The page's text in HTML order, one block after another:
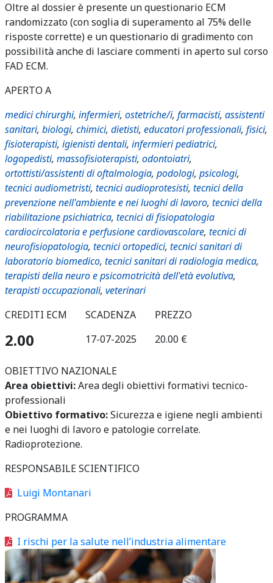
Oltre al dossier è presente un questionario ECM
randomizzato (con soglia di superamento al 75% delle
risposte corrette) e un questionario di gradimento con
possibilità anche di lasciare commenti in aperto sul corso
FAD ECM.
APERTO A
medici chirurghi, infermieri, ostetriche/i, farmacisti, assistenti
sanitari, biologi, chimici, dietisti, educatori professionali, fisici,
fisioterapisti, igienisti dentali, infermieri pediatrici,
logopedisti, massofisioterapisti, odontoiatri,
ortottisti/assistenti di oftalmologia, podologi, psicologi,
tecnici audiometristi, tecnici audioprotesisti, tecnici della
prevenzione nell'ambiente e nei luoghi di lavoro, tecnici della
riabilitazione psichiatrica, tecnici di fisiopatologia
cardiocircolatoria e perfusione cardiovascolare, tecnici di
neurofisiopatologia, tecnici ortopedici, tecnici sanitari di
laboratorio biomedico, tecnici sanitari di radiologia medica,
terapisti della neuro e psicomotricità dell'età evolutiva,
terapisti occupazionali, veterinari
CREDITI ECM
2.00
SCADENZA
17-07-2025
PREZZO
20.00 €
OBIETTIVO NAZIONALE
Area obiettivi:Area degli obiettivi formativi tecnico-
professionali
Obiettivo formativo:Sicurezza e igiene negli ambienti
e nei luoghi di lavoro e patologie correlate.
Radioprotezione.
RESPONSABILE SCIENTIFICO
Luigi Montanari
PROGRAMMA
I rischi per la salute nell’industria alimentare